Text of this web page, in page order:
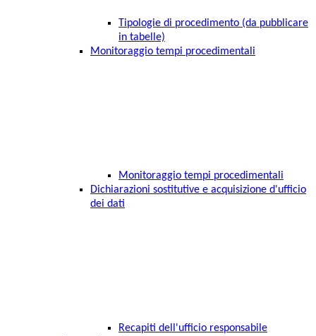
Tipologie di procedimento (da pubblicare
in tabelle)
Monitoraggio tempi procedimentali
Monitoraggio tempi procedimentali
Dichiarazioni sostitutive e acquisizione d'ufficio
dei dati
Recapiti dell'ufficio responsabile